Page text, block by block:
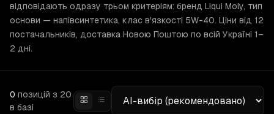
відповідають одразу трьом критеріям: бренд Liqui Moly, тип
основи — напівсинтетика, клас в'язкості 5W-40. Ціни від 12
постачальників, доставка Новою Поштою по всій Україні 1–
2 дні.
0 позицій з 20
в базі